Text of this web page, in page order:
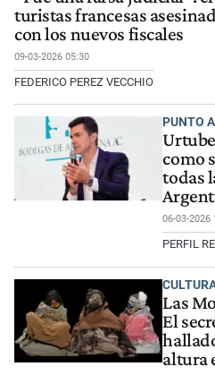
turistas francesas
con los nuevos fiscales
09-03-2026 05:30
FEDERICO PEREZ VECCHIO
PUNTO
como
todas
06-03-2026
PERFIL
Las
El
altura